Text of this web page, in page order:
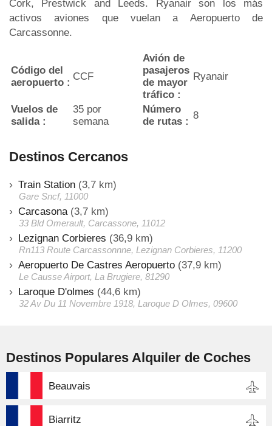
Cork, Prestwick and Leeds. Ryanair son los más
activos aviones que vuelan a Aeropuerto de
Carcassonne.
Código del
aeropuerto :
CCF
Avión de
pasajeros
de mayor
tráfico :
Ryanair
Vuelos de
salida :
35 por
semana
Número
de rutas :
8
Destinos Cercanos
Train Station (3,7 km)
Gare Sncf, 11000
Carcasona(3,7 km)
33 Bld Omerault, Carcassone, 11012
Lezignan Corbieres (36,9 km)
Rn113 Route Carcassonnne, Lezignan Corbieres, 11200
Aeropuerto De Castres Aeropuerto (37,9 km)
Le Causse Airport, La Brugiere, 81290
Laroque D'olmes (44,6 km)
32 Av Du 11 Novembre 1918, Laroque D Olmes, 09600
Destinos Populares Alquiler de Coches
Beauvais
Biarritz